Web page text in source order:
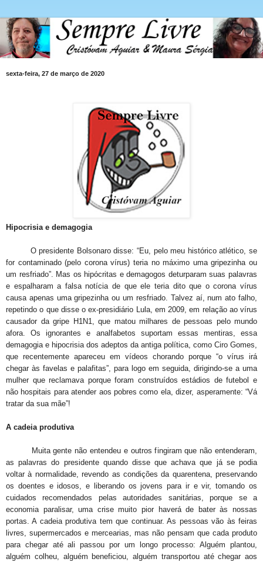
sexta-feira, 27 de março de 2020
Hipocrisia e demagogia
O presidente Bolsonaro disse: “Eu, pelo meu histórico atlético, se
for contaminado (pelo corona vírus) teria no máximo uma gripezinha ou
um resfriado”. Mas os hipócritas e demagogos deturparam suas palavras
e espalharam a falsa notícia de que ele teria dito que o corona vírus
causa apenas uma gripezinha ou um resfriado. Talvez aí, num ato falho,
repetindo o que disse o ex-presidiário Lula, em 2009, em relação ao vírus
causador da gripe H1N1, que matou milhares de pessoas pelo mundo
afora. Os ignorantes e analfabetos suportam essas mentiras, essa
demagogia e hipocrisia dos adeptos da antiga política, como Ciro Gomes,
que recentemente apareceu em vídeos chorando porque “o vírus irá
chegar às favelas e palafitas”, para logo em seguida, dirigindo-se a uma
mulher que reclamava porque foram construídos estádios de futebol e
não hospitais para atender aos pobres como ela, dizer, asperamente: “Vá
tratar da sua mãe”!
A cadeia produtiva
Muita gente não entendeu e outros fingiram que não entenderam,
as palavras do presidente quando disse que achava que já se podia
voltar à normalidade, revendo as condições da quarentena, preservando
os doentes e idosos, e liberando os jovens para ir e vir, tomando os
cuidados recomendados pelas autoridades sanitárias, porque se a
economia paralisar, uma crise muito pior haverá de bater às nossas
portas. A cadeia produtiva tem que continuar. As pessoas vão às feiras
livres, supermercados e mercearias, mas não pensam que cada produto
para chegar até ali passou por um longo processo: Alguém plantou,
alguém colheu, alguém beneficiou, alguém transportou até chegar aos